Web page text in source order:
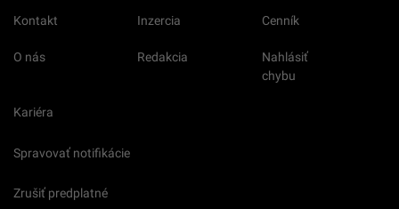
Kontakt Inzercia Cenník
O nás Redakcia
Nahlásiť
chybu
Kariéra
Spravovať notifikácie
Zrušiť predplatné